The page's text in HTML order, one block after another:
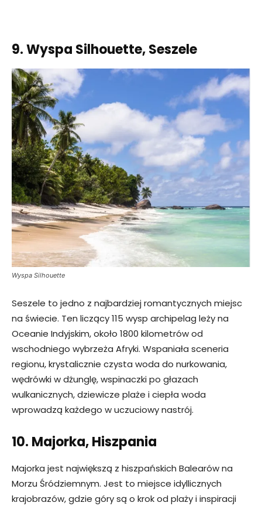
9. Wyspa Silhouette, Seszele
Wyspa Silhouette
Seszele to jedno z najbardziej romantycznych miejsc
na świecie. Ten liczący 115 wysp archipelag leży na
Oceanie Indyjskim, około 1800 kilometrów od
wschodniego wybrzeża Afryki. Wspaniała sceneria
regionu, krystalicznie czysta woda do nurkowania,
wędrówki w dżunglę, wspinaczki po głazach
wulkanicznych, dziewicze plaże i ciepła woda
wprowadzą każdego w uczuciowy nastrój.
10. Majorka, Hiszpania
Majorka jest największą z hiszpańskich Balearów na
Morzu Śródziemnym. Jest to miejsce idyllicznych
krajobrazów, gdzie góry są o krok od plaży i inspiracji